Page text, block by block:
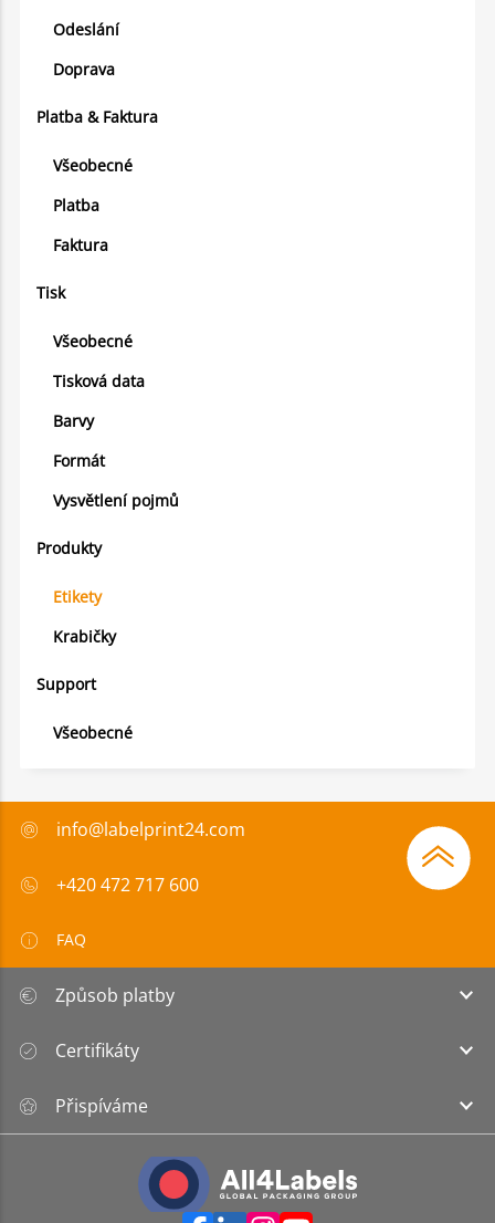
Odeslání
Doprava
Platba & Faktura
Všeobecné
Platba
Faktura
Tisk
Všeobecné
Tisková data
Barvy
Formát
Vysvětlení pojmů
Produkty
Etikety
Krabičky
Support
Všeobecné
info@labelprint24.com
+420 472 717 600
FAQ
Způsob platby
Certifikáty
Přispíváme